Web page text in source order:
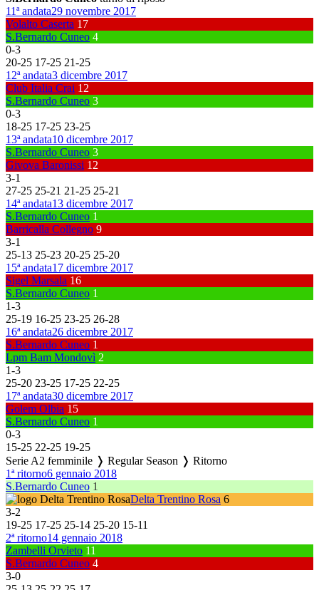
11ª andata29 novembre 2017
Volalto Caserta 17
S.Bernardo Cuneo 4
0-3
20-25 17-25 21-25
12ª andata3 dicembre 2017
Club Italia Crai 12
S.Bernardo Cuneo 3
0-3
18-25 17-25 23-25
13ª andata10 dicembre 2017
S.Bernardo Cuneo 3
Givova Baronissi 12
3-1
27-25 25-21 21-25 25-21
14ª andata13 dicembre 2017
S.Bernardo Cuneo 1
Barricalla Collegno 9
3-1
25-13 25-23 20-25 25-20
15ª andata17 dicembre 2017
Sigel Marsala 16
S.Bernardo Cuneo 1
1-3
25-19 16-25 23-25 26-28
16ª andata26 dicembre 2017
S.Bernardo Cuneo 1
Lpm Bam Mondovì 2
1-3
25-20 23-25 17-25 22-25
17ª andata30 dicembre 2017
Golem Olbia 15
S.Bernardo Cuneo 1
0-3
15-25 22-25 19-25
Serie A2 femminile ❭ Regular Season ❭ Ritorno
1ª ritorno6 gennaio 2018
S.Bernardo Cuneo 1
Delta Trentino Rosa 6
3-2
19-25 17-25 25-14 25-20 15-11
2ª ritorno14 gennaio 2018
Zambelli Orvieto 11
S.Bernardo Cuneo 4
3-0